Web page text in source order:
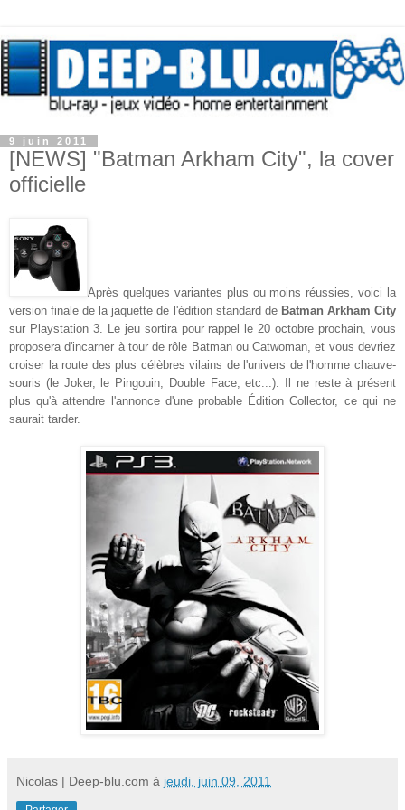
9 juin 2011
[NEWS] "Batman Arkham City", la cover
officielle
Après quelques variantes plus ou moins réussies, voici la
version finale de la jaquette de l'édition standard de Batman Arkham City
sur Playstation 3. Le jeu sortira pour rappel le 20 octobre prochain, vous
proposera d'incarner à tour de rôle Batman ou Catwoman, et vous devriez
croiser la route des plus célèbres vilains de l'univers de l'homme chauve-
souris (le Joker, le Pingouin, Double Face, etc...). Il ne reste à présent
plus qu'à attendre l'annonce d'une probable Édition Collector, ce qui ne
saurait tarder.
Nicolas | Deep-blu.com à jeudi, juin 09, 2011